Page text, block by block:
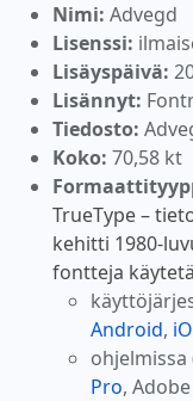
Nimi: Advegd
Lisenssi:
Lisäyspäivä:
Lisännyt:
Tiedosto:
Koko: 70,58 kt
TrueType –
kehitti 1980-
fontteja
Android,
ohjelmissa
Pro,